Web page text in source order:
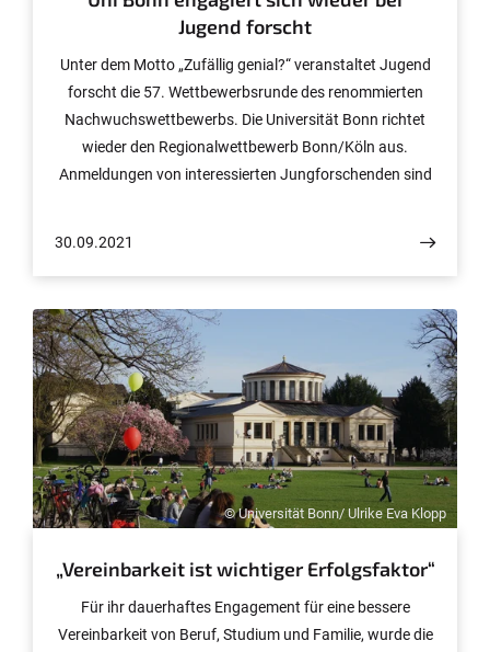
Jugend forscht
Unter dem Motto „Zufällig genial?“ veranstaltet Jugend
forscht die 57. Wettbewerbsrunde des renommierten
Nachwuchswettbewerbs. Die Universität Bonn richtet
wieder den Regionalwettbewerb Bonn/Köln aus.
Anmeldungen von interessierten Jungforschenden sind
30.09.2021
© Universität Bonn/ Ulrike Eva Klopp
„Vereinbarkeit ist wichtiger Erfolgsfaktor“
Für ihr dauerhaftes Engagement für eine bessere
Vereinbarkeit von Beruf, Studium und Familie, wurde die